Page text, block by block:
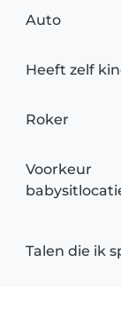
Auto
Heeft zelf
Roker
Voorkeur
Talen die ik